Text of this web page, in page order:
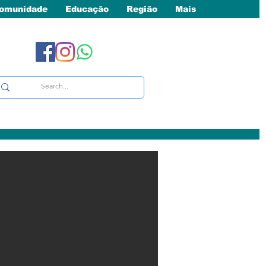
Educação Região Mais